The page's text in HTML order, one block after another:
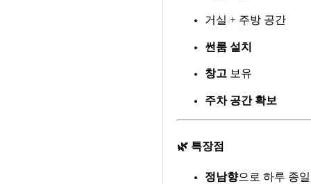
거실 + 주방 공간
썬룸 설치
창고보유
주차 공간 확보
🌿 특장점
정남향으로 하루 종